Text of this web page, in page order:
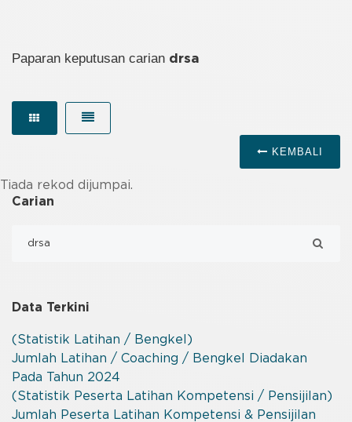
Paparan keputusan carian drsa
KEMBALI
Tiada rekod dijumpai.
Carian
Data Terkini
(Statistik Latihan / Bengkel)
Jumlah Latihan / Coaching / Bengkel Diadakan
Pada Tahun 2024
(Statistik Peserta Latihan Kompetensi / Pensijilan)
Jumlah Peserta Latihan Kompetensi & Pensijilan